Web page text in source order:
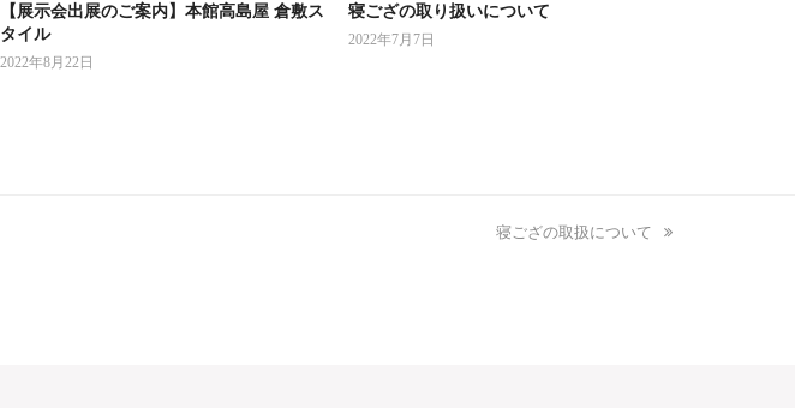
【展示会出展のご案内】本館高島屋 倉敷ス
タイル
2022年8月22日
寝ござの取り扱いについて
2022年7月7日
next
寝ござの取扱について